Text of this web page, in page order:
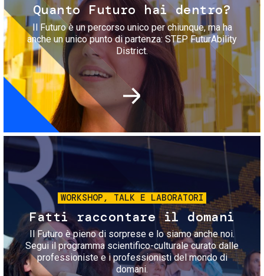
Quanto Futuro hai dentro?
Il Futuro è un percorso unico per chiunque, ma ha
anche un unico punto di partenza: STEP FuturAbility
District.
Immagine
WORKSHOP, TALK E LABORATORI
Fatti raccontare il domani
Il Futuro è pieno di sorprese e lo siamo anche noi.
Segui il programma scientifico-culturale curato dalle
professioniste e i professionisti del mondo di
domani.